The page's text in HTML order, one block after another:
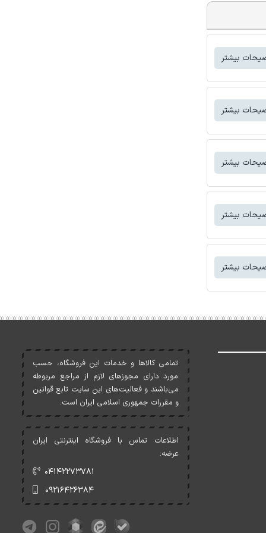
بیشتر
بیشتر
بیشتر
بیشتر
بیشتر
تمامی کالاها و خدمات اين فروشگاه، حسب
مورد دارای مجوزهای لازم از مراجع مربوطه
می‌باشند و فعاليت‌های اين سايت تابع قوانين
و مقررات جمهوری اسلامی ايران است.
اطلاعات تماس با فروشگاه اینترنتی ایران
عرضه:
۰۴۱۴۲۲۷۳۷۸۱
۰۹۲۱۶۴۲۶۳۸۴